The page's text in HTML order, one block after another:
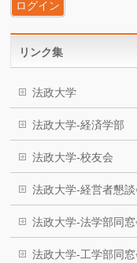
リンク集
法政大学
法政大学-経済学部
法政大学-校友会
法政大学-経営者懇談
法政大学-法学部同窓
法政大学-工学部同窓